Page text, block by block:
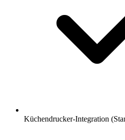
Küchendrucker-Integration